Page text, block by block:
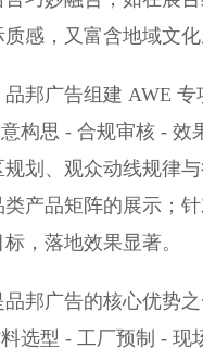
感，又富含地域文
广告组建 AWE 专
构思 - 合规审核 -
划、观众动线规律
产品矩阵的展示；
，落地效果显著。
广告的核心优势之
选型 - 工厂预制 - 现